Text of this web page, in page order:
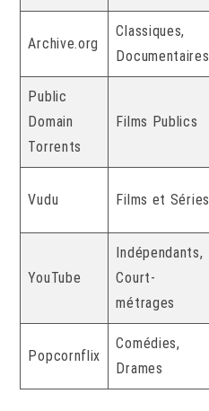
Archive.org
Classiques,
Documentaires
Public
Domain
Torrents
Films Publics
Vudu Films et Séries
YouTube
Indépendants,
Court-
métrages
Popcornflix
Comédies,
Drames